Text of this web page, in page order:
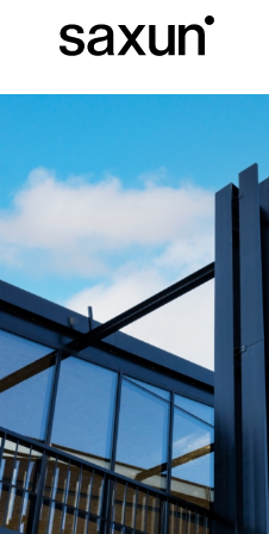
Persianas Enroláveis e Caixas
Hotéis, restaurantes e cafés